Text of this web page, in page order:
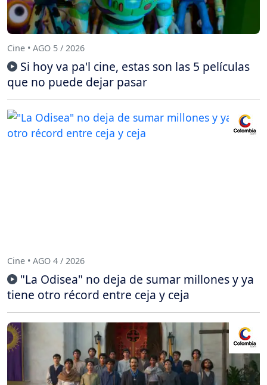
Cine • AGO 5 / 2026
Si hoy va pa'l cine, estas son las 5 películas
que no puede dejar pasar
Cine • AGO 4 / 2026
"La Odisea" no deja de sumar millones y ya
tiene otro récord entre ceja y ceja